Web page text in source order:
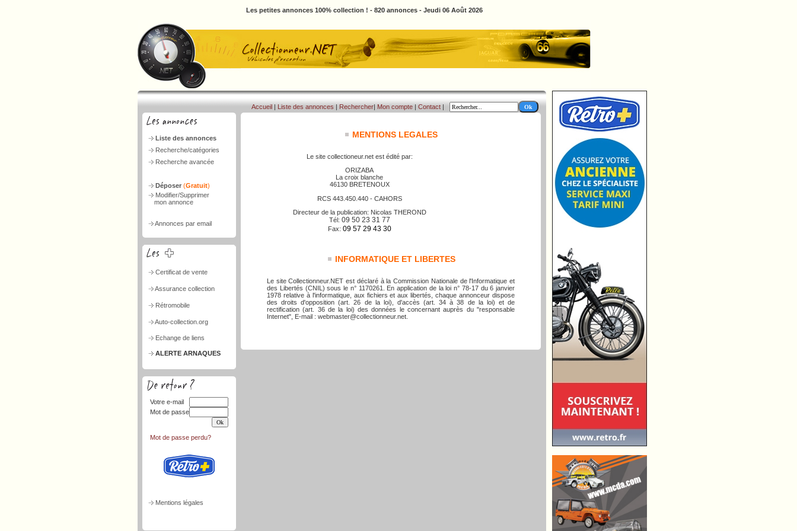
Les petites annonces 100% collection ! - 820 annonces - Jeudi 06 Août 2026
Liste des annonces
Recherche/catégories
Recherche avancée
Déposer (Gratuit)
Modifier/Supprimer
mon annonce
Annonces par email
Certificat de vente
Assurance collection
Rétromobile
Auto-collection.org
Echange de liens
ALERTE ARNAQUES
Votre e-mail
Mot de passe
Mot de passe perdu?
Mentions légales
Accueil | Liste des annonces | Rechercher| Mon compte | Contact |
MENTIONS LEGALES
Le site collectioneur.net est édité par:
ORIZABA
La croix blanche
46130 BRETENOUX
RCS 443.450.440 - CAHORS
Directeur de la publication: Nicolas THEROND
Tél: 09 50 23 31 77
Fax: 09 57 29 43 30
INFORMATIQUE ET LIBERTES
Le site Collectionneur.NET est déclaré à la Commission Nationale de l'Informatique et
des Libertés (CNIL) sous le n° 1170261. En application de la loi n° 78-17 du 6 janvier
1978 relative à l'informatique, aux fichiers et aux libertés, chaque annonceur dispose
des droits d'opposition (art. 26 de la loi), d'accès (art. 34 à 38 de la loi) et de
rectification (art. 36 de la loi) des données le concernant auprès du "responsable
Internet", E-mail : webmaster@collectionneur.net.